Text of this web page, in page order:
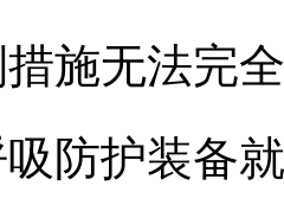
施无法完
防护装备